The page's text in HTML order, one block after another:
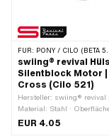
FÜR: PONY / CILO (BETA 521 & 512)
swiing® revival
Silentblock Motor |
Cross (Cilo 521)
Hersteller: swiing® revival
Material: Stahl ·
(blau) · Ø innen: 8.2 mm ·
EUR 4.05